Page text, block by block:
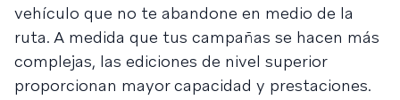
vehículo que no te abandone en medio de la
ruta. A medida que tus campañas se hacen más
complejas, las ediciones de nivel superior
proporcionan mayor capacidad y prestaciones.